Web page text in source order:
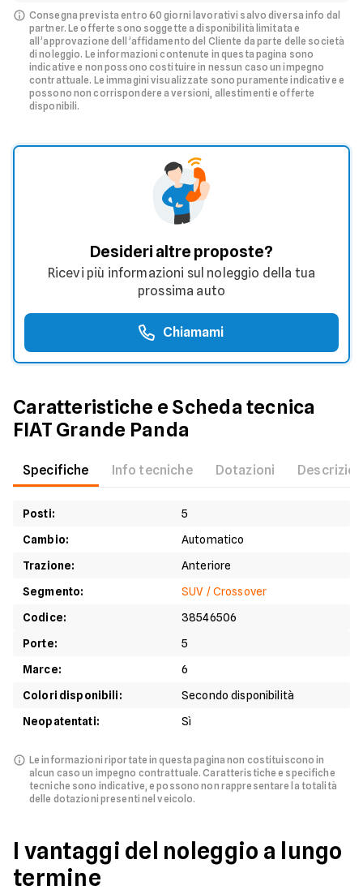
Consegna prevista entro 60 giorni lavorativi salvo diversa info dal
partner. Le offerte sono soggette a disponibilità limitata e
all’approvazione dell’affidamento del Cliente da parte delle società
di noleggio. Le informazioni contenute in questa pagina sono
indicative e non possono costituire in nessun caso un impegno
contrattuale. Le immagini visualizzate sono puramente indicative e
possono non corrispondere a versioni, allestimenti e offerte
disponibili.
Desideri altre proposte?
Ricevi più informazioni sul noleggio della tua
prossima auto
Chiamami
Caratteristiche e Scheda tecnica
FIAT Grande Panda
Specifiche Info tecniche Dotazioni
Posti:
5
Cambio:
Automatico
Trazione:
Anteriore
Segmento:
SUV / Crossover
Codice:
38546506
Porte:
5
Marce:
6
Colori disponibili:
Secondo disponibilità
Neopatentati: Sì
Le informazioni riportate in questa pagina non costituiscono in
alcun caso un impegno contrattuale. Caratteristiche e specifiche
tecniche sono indicative, e possono non rappresentare la totalità
delle dotazioni presenti nel veicolo.
I vantaggi del noleggio a lungo
termine